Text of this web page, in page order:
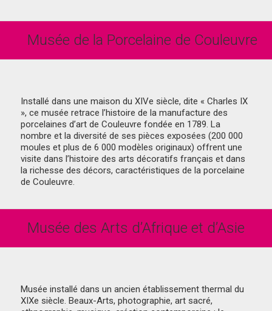
Musée de la Porcelaine de Couleuvre
Installé dans une maison du XIVe siècle, dite « Charles IX
», ce musée retrace l’histoire de la manufacture des
porcelaines d’art de Couleuvre fondée en 1789. La
nombre et la diversité de ses pièces exposées (200 000
moules et plus de 6 000 modèles originaux) offrent une
visite dans l’histoire des arts décoratifs français et dans
la richesse des décors, caractéristiques de la porcelaine
de Couleuvre.
Musée des Arts d’Afrique et d’Asie
Musée installé dans un ancien établissement thermal du
XIXe siècle. Beaux-Arts, photographie, art sacré,